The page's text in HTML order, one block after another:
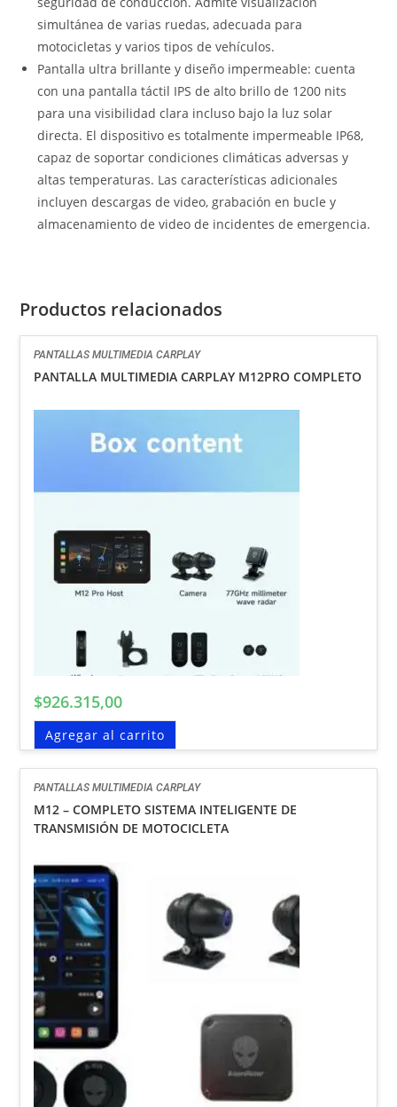
simultánea de varias ruedas, adecuada para
motocicletas y varios tipos de vehículos.
Pantalla ultra brillante y diseño impermeable: cuenta
con una pantalla táctil IPS de alto brillo de 1200 nits
para una visibilidad clara incluso bajo la luz solar
directa. El dispositivo es totalmente impermeable IP68,
capaz de soportar condiciones climáticas adversas y
altas temperaturas. Las características adicionales
incluyen descargas de video, grabación en bucle y
almacenamiento de video de incidentes de emergencia.
Productos relacionados
PANTALLAS MULTIMEDIA CARPLAY
PANTALLA MULTIMEDIA CARPLAY M12PRO COMPLETO
$926.315,00
Agregar al carrito
PANTALLAS MULTIMEDIA CARPLAY
M12 – COMPLETO SISTEMA INTELIGENTE DE
TRANSMISIÓN DE MOTOCICLETA